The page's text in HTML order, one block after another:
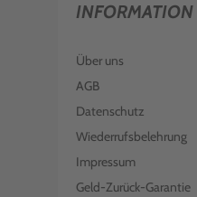
INFORMATION
Über uns
AGB
Datenschutz
Wiederrufsbelehrung
Impressum
Geld-Zurück-Garantie